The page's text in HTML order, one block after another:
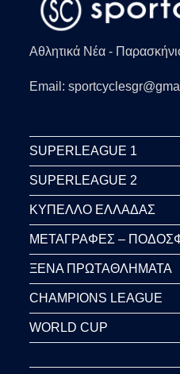
Αθλητικά Νέα -
Email:
SUPERLEAGUE 1
SUPERLEAGUE 2
ΚΥΠΕΛΛΟ ΕΛΛΑΔΑΣ
ΜΕΤΑΓΡΑΦΕΣ –
ΞΕΝΑ ΠΡΩΤΑΘΛΗΜΑΤΑ
CHAMPIONS LEAGUE
WORLD CUP